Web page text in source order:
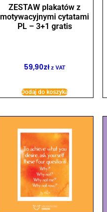
ZESTAW plakatów z
motywacyjnymi cytatami
PL – 3+1 gratis
59,90zł z VAT
Dodaj do koszyka